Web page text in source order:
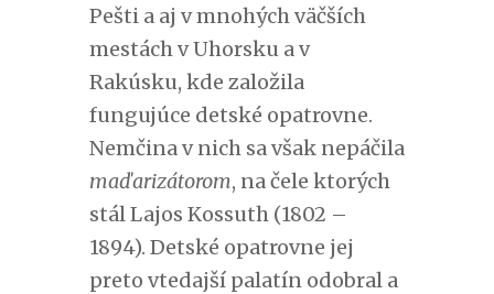
Pešti a aj v mnohých väčších
mestách v Uhorsku a v
Rakúsku, kde založila
fungujúce detské opatrovne.
Nemčina v nich sa však nepáčila
maďarizátorom, na čele ktorých
stál Lajos Kossuth (1802 –
1894). Detské opatrovne jej
preto vtedajší palatín odobral a